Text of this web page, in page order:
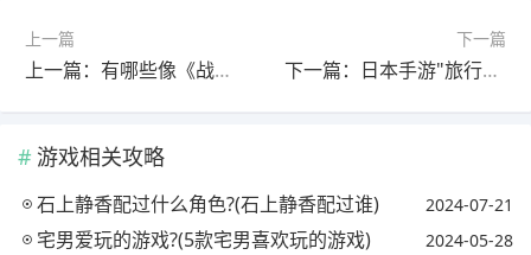
上一篇
上一篇：有哪些像《战神》一样的角色扮演动作单机沙盒类的手机游戏吗?(像战神那样的游戏)
下一篇
下一篇：日本手游"旅行青蛙"刷爆朋友圈，为什么这款游戏看似很无聊，玩的人却这么多?
游戏相关攻略
石上静香配过什么角色?(石上静香配过谁) 2024-07-21
宅男爱玩的游戏?(5款宅男喜欢玩的游戏) 2024-05-28